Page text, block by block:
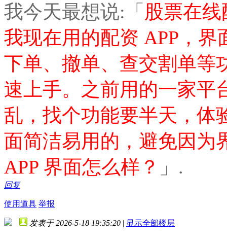
我今天最想说:「 股票在
我现在用的配资 APP，
下单、撤单、查交割单等
速上手。之前用的一家平
乱，找个功能要半天，体
面简洁易用的，避免因为
APP 界面怎么样？ 」.
回复
使用道具 举报
发表于 2026-5-18 19:35:20 | 显示全部楼层